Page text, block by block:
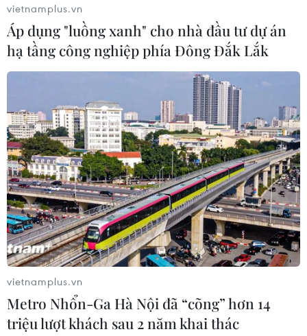
vietnamplus.vn
Áp dụng "luồng xanh" cho nhà đầu tư dự án
hạ tầng công nghiệp phía Đông Đắk Lắk
vietnamplus.vn
Metro Nhổn-Ga Hà Nội đã “cõng” hơn 14
triệu lượt khách sau 2 năm khai thác